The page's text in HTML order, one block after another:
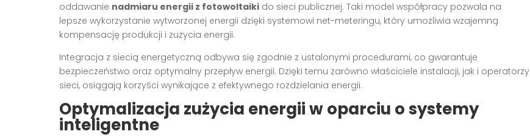
oddawanie nadmiaru energii z fotowoltaiki do sieci publicznej. Taki model współpracy pozwala na
lepsze wykorzystanie wytworzonej energii dzięki systemowi net-meteringu, który umożliwia wzajemną
kompensację produkcji i zużycia energii.
Integracja z siecią energetyczną odbywa się zgodnie z ustalonymi procedurami, co gwarantuje
bezpieczeństwo oraz optymalny przepływ energii. Dzięki temu zarówno właściciele instalacji, jak i operatorzy
sieci, osiągają korzyści wynikające z efektywnego rozdzielania energii.
Optymalizacja zużycia energii w oparciu o systemy
inteligentne